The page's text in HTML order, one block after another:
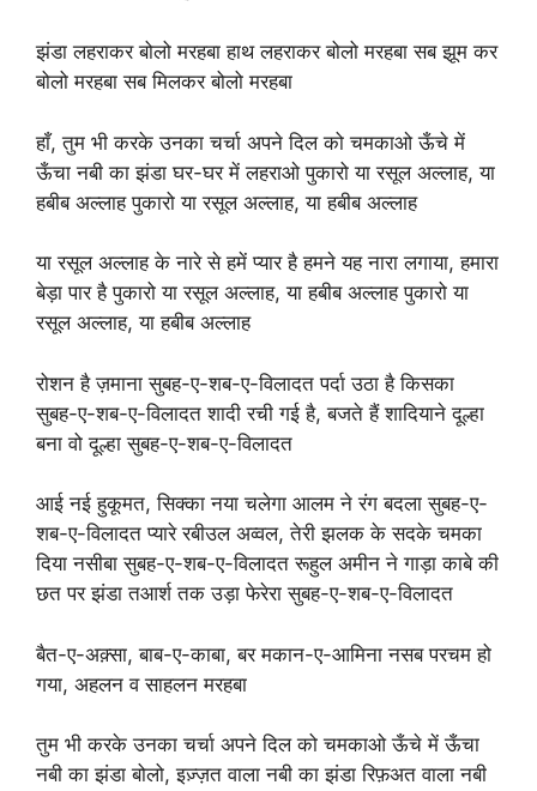
झंडा लहराकर बोलो मरहबा हाथ लहराकर बोलो मरहबा सब झूम कर
बोलो मरहबा सब मिलकर बोलो मरहबा
हाँ, तुम भी करके उनका चर्चा अपने दिल को चमकाओ ऊँचे में
ऊँचा नबी का झंडा घर-घर में लहराओ पुकारो या रसूल अल्लाह, या
हबीब अल्लाह पुकारो या रसूल अल्लाह, या हबीब अल्लाह
या रसूल अल्लाह के नारे से हमें प्यार है हमने यह नारा लगाया, हमारा
बेड़ा पार है पुकारो या रसूल अल्लाह, या हबीब अल्लाह पुकारो या
रसूल अल्लाह, या हबीब अल्लाह
रोशन है ज़माना सुबह-ए-शब-ए-विलादत पर्दा उठा है किसका
सुबह-ए-शब-ए-विलादत शादी रची गई है, बजते हैं शादियाने दूल्हा
बना वो दूल्हा सुबह-ए-शब-ए-विलादत
आई नई हुकूमत, सिक्का नया चलेगा आलम ने रंग बदला सुबह-ए-
शब-ए-विलादत प्यारे रबीउल अव्वल, तेरी झलक के सदके चमका
दिया नसीबा सुबह-ए-शब-ए-विलादत रूहुल अमीन ने गाड़ा काबे की
छत पर झंडा तआर्श तक उड़ा फेरेरा सुबह-ए-शब-ए-विलादत
बैत-ए-अक़्सा, बाब-ए-काबा, बर मकान-ए-आमिना नसब परचम हो
गया, अहलन व साहलन मरहबा
तुम भी करके उनका चर्चा अपने दिल को चमकाओ ऊँचे में ऊँचा
नबी का झंडा बोलो, इज़्ज़त वाला नबी का झंडा रिफ़अत वाला नबी